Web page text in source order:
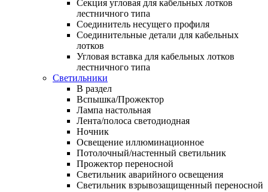
Секция угловая для кабельных лотков
лестничного типа
Соединитель несущего профиля
Соединительные детали для кабельных
лотков
Угловая вставка для кабельных лотков
лестничного типа
Светильники
В раздел
Вспышка/Прожектор
Лампа настольная
Лента/полоса светодиодная
Ночник
Освещение иллюминационное
Потолочный/настенный светильник
Прожектор переносной
Светильник аварийного освещения
Светильник взрывозащищенный переносной